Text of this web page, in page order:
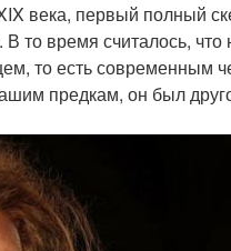
века, первый полный
то время считалось,
то есть современным
предкам, он был